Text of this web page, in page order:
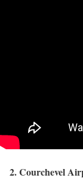
2. Courchevel